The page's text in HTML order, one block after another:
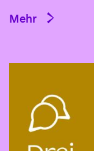
Mehr